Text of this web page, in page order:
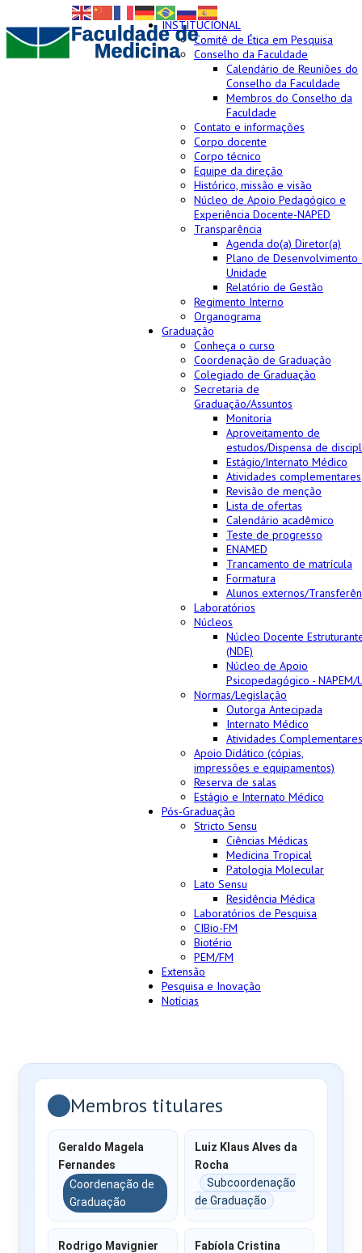
INSTITUCIONAL
Comitê de Ética em Pesquisa
Conselho da Faculdade
Calendário de Reuniões do
Conselho da Faculdade
Membros do Conselho da
Faculdade
Contato e informações
Corpo docente
Corpo técnico
Equipe da direção
Histórico, missão e visão
Núcleo de Apoio Pedagógico e
Experiência Docente-NAPED
Transparência
Agenda do(a) Diretor(a)
Plano de Desenvolvimento
Unidade
Relatório de Gestão
Regimento Interno
Organograma
Graduação
Conheça o curso
Coordenação de Graduação
Colegiado de Graduação
Secretaria de
Graduação/Assuntos
Monitoria
Aproveitamento de
estudos/Dispensa de
Estágio/Internato Médico
Atividades complementares
Revisão de menção
Lista de ofertas
Calendário acadêmico
Teste de progresso
ENAMED
Trancamento de matrícula
Formatura
Alunos externos/
Laboratórios
Núcleos
Núcleo Docente
(NDE)
Núcleo de Apoio
Psicopedagógico - NAPEM/
Normas/Legislação
Outorga Antecipada
Internato Médico
Atividades Complementares
Apoio Didático (cópias,
impressões e equipamentos)
Reserva de salas
Estágio e Internato Médico
Pós-Graduação
Stricto Sensu
Ciências Médicas
Medicina Tropical
Patologia Molecular
Lato Sensu
Residência Médica
Laboratórios de Pesquisa
CIBio-FM
Biotério
PEM/FM
Extensão
Pesquisa e Inovação
Notícias
Membros titulares
Geraldo Magela
Fernandes
Coordenação de
Graduação
Luiz Klaus Alves da
Rocha
Subcoordenação
de Graduação
Rodrigo Mavignier
Fabíola Cristina